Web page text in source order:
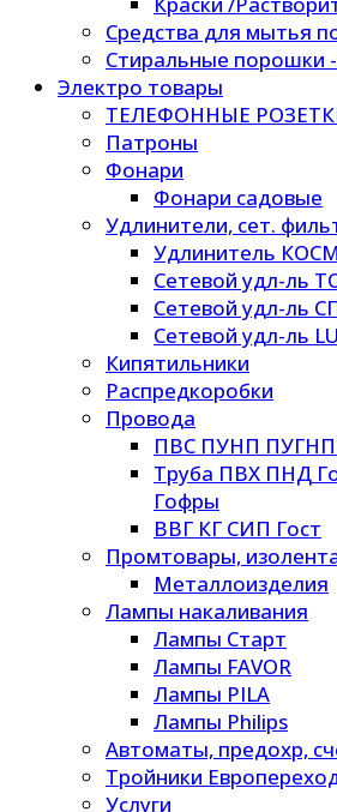
Средства для мытья
Стиральные порошки
Электро товары
ТЕЛЕФОННЫЕ
Патроны
Фонари
Фонари садовые
Удлинители, сет.
Удлинитель
Сетевой удл-ль
Сетевой удл-ль
Сетевой удл-ль
Кипятильники
Распредкоробки
Провода
ПВС ПУНП
Труба ПВХ ПНД
Гофры
ВВГ КГ СИП Гост
Промтовары,
Металлоизделия
Лампы накаливания
Лампы Старт
Лампы FAVOR
Лампы PILA
Лампы Philips
Автоматы, предохр,
Тройники
Услуги